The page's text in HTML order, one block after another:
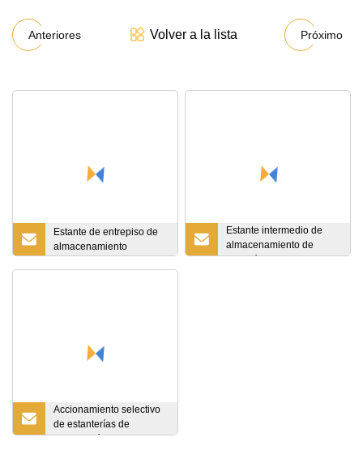
Anteriores Volver a la lista Próximo
Estante de entrepiso de
almacenamiento
Estante intermedio de
almacenamiento de
almacén de plataforma
Accionamiento selectivo
de estanterías de
paletización en proveedor